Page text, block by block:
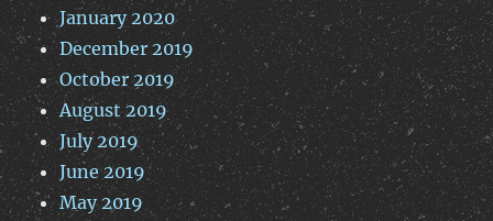
January 2020
December 2019
October 2019
August 2019
July 2019
June 2019
May 2019